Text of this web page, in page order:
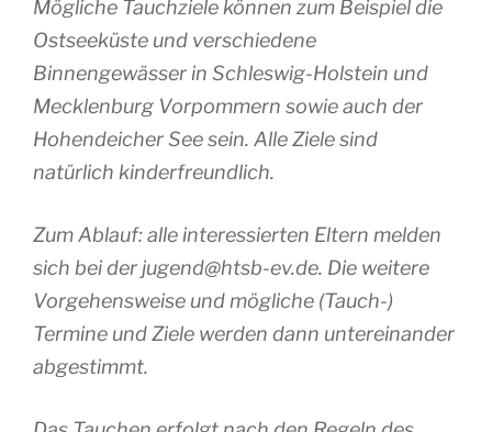
Mögliche Tauchziele können zum Beispiel die
Ostseeküste und verschiedene
Binnengewässer in Schleswig-Holstein und
Mecklenburg Vorpommern sowie auch der
Hohendeicher See sein. Alle Ziele sind
natürlich kinderfreundlich.
Zum Ablauf: alle interessierten Eltern melden
sich bei der jugend@htsb-ev.de. Die weitere
Vorgehensweise und mögliche (Tauch-)
Termine und Ziele werden dann untereinander
abgestimmt.